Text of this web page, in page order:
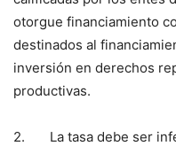
otorgue financiamiento
destinados al
inversión en derechos
productivas.
2. La tasa debe ser